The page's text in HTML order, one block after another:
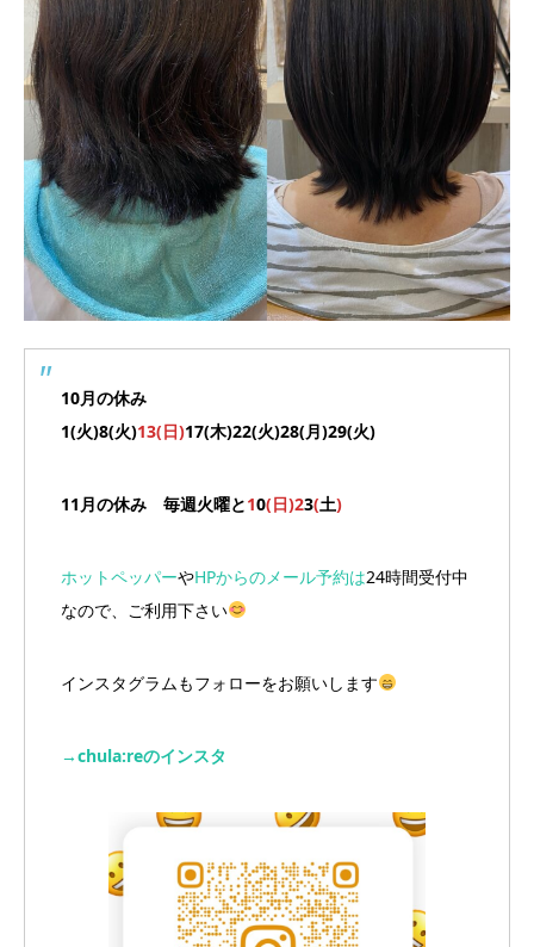
10月の休み
1(火)8(火)13(日)17(木)22(火)28(月)29(火)
11月の休み 毎週火曜と10(日)23(土)
ホットペッパーやHPからのメール予約は24時間受付中
なので、ご利用下さい
インスタグラムもフォローをお願いします
→chula:reのインスタ